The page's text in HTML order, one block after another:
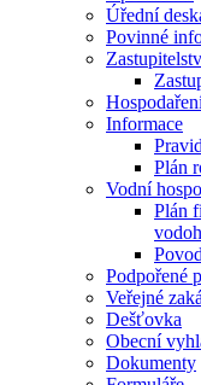
Úřední
Povinné
Informace
Plán
Vodní
Plán
Podpořené
Veřejné
Dešťovka
Obecní
Dokumenty